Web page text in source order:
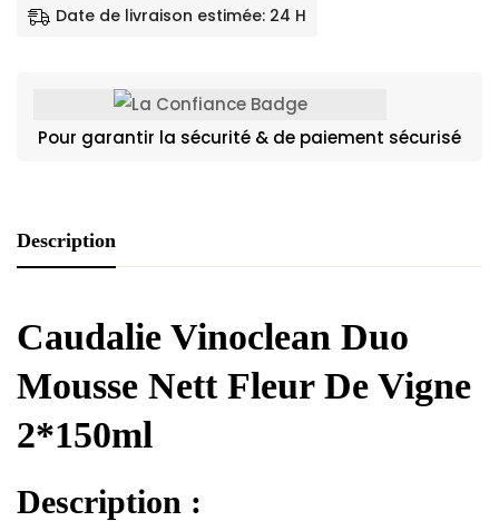
Date de livraison estimée: 24 H
Pour garantir la sécurité & de paiement sécurisé
Description
Caudalie Vinoclean Duo
Mousse Nett Fleur De Vigne
2*150ml
Description :